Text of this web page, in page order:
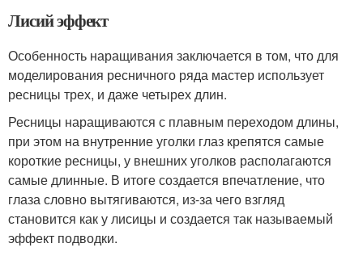
Лисий эффект
Особенность наращивания заключается в том, что для
моделирования ресничного ряда мастер использует
ресницы трех, и даже четырех длин.
Ресницы наращиваются с плавным переходом длины,
при этом на внутренние уголки глаз крепятся самые
короткие ресницы, у внешних уголков располагаются
самые длинные. В итоге создается впечатление, что
глаза словно вытягиваются, из-за чего взгляд
становится как у лисицы и создается так называемый
эффект подводки.